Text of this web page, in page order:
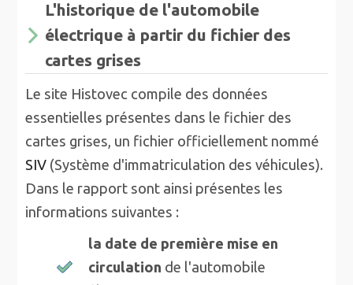
L'historique de l'automobile
électrique à partir du fichier des
cartes grises
Le site Histovec compile des données
essentielles présentes dans le fichier des
cartes grises, un fichier officiellement nommé
SIV (Système d'immatriculation des véhicules).
Dans le rapport sont ainsi présentes les
informations suivantes :
la date de première mise en
circulation de l'automobile